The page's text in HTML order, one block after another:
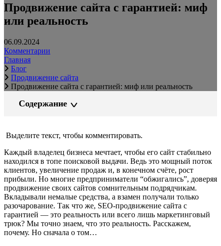
Продвижение сайта с гарантией: миф
или реальность
06.09.2024
Комментарии
Главная
Блог
Продвижение сайта
Продвижение сайта с гарантией: миф или реальность
Содержание
Выделите текст, чтобы комментировать.
Каждый владелец бизнеса мечтает, чтобы его сайт стабильно
находился в топе поисковой выдачи. Ведь это мощный поток
клиентов, увеличение продаж и, в конечном счёте, рост
прибыли. Но многие предприниматели “обжигались”, доверяя
продвижение своих сайтов сомнительным подрядчикам.
Вкладывали немалые средства, а взамен получали только
разочарование. Так что же, SEO-продвижение сайта с
гарантией — это реальность или всего лишь маркетинговый
трюк? Мы точно знаем, что это реальность. Расскажем,
почему. Но сначала о том…